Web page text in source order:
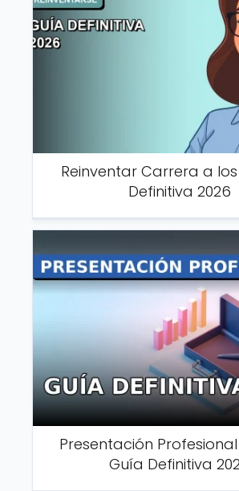
Reinventar Carrera a los
Definitiva 2026
Presentación
Guía Definitiva